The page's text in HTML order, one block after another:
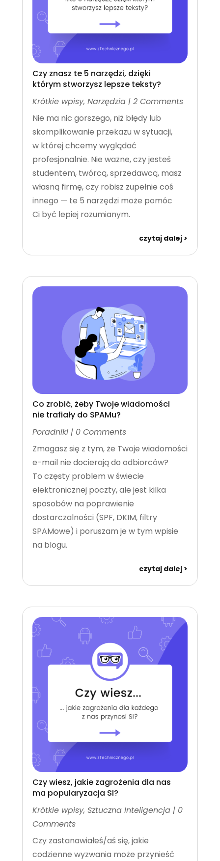
Czy znasz te 5 narzędzi, dzięki
którym stworzysz lepsze teksty?
Krótkie wpisy, Narzędzia| 2 Comments
Nie ma nic gorszego, niż błędy lub
skomplikowanie przekazu w sytuacji,
w której chcemy wyglądać
profesjonalnie. Nie ważne, czy jesteś
studentem, twórcą, sprzedawcą, masz
własną firmę, czy robisz zupełnie coś
innego — te 5 narzędzi może pomóc
Ci być lepiej rozumianym.
czytaj dalej
Co zrobić, żeby Twoje wiadomości
nie trafiały do SPAMu?
Poradniki| 0 Comments
Zmagasz się z tym, że Twoje wiadomości
e-mail nie docierają do odbiorców?
To częsty problem w świecie
elektronicznej poczty, ale jest kilka
sposobów na poprawienie
dostarczalności (SPF, DKIM, filtry
SPAMowe) i poruszam je w tym wpisie
na blogu.
czytaj dalej
Czy wiesz, jakie zagrożenia dla nas
ma popularyzacja SI?
Krótkie wpisy, Sztuczna Inteligencja| 0
Comments
Czy zastanawiałeś/aś się, jakie
codzienne wyzwania może przynieść